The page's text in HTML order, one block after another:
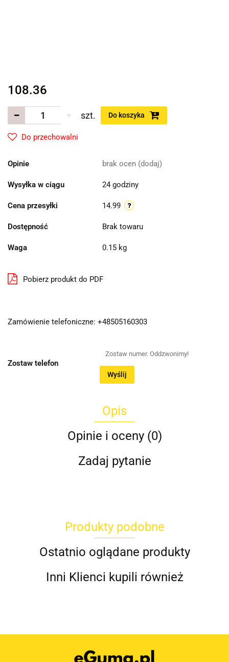
108.36
szt. Do koszyka
Do przechowalni
Opinie brak ocen (dodaj)
Wysyłka w ciągu 24 godziny
Cena przesyłki 14.99
Dostępność Brak towaru
Waga 0.15 kg
Pobierz produkt do PDF
Zamówienie telefoniczne: +48505160303
Zostaw telefon
Wyślij
Opis
Opinie i oceny (0)
Zadaj pytanie
Produkty podobne
Ostatnio oglądane produkty
Inni Klienci kupili również